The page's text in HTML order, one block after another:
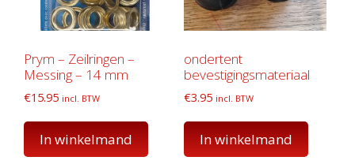
Prym – Zeilringen –
Messing – 14 mm
€15.95 incl. BTW
In winkelmand
ondertent
bevestigingsmateriaal
€3.95 incl. BTW
In winkelmand